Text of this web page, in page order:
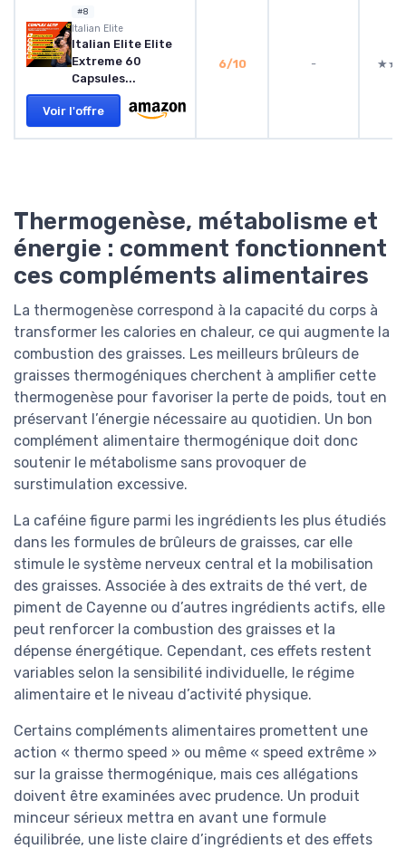
#8
Italian Elite
Italian Elite Elite
Extreme 60
Capsules...
Voir l'offre
6/10 -
Thermogenèse, métabolisme et
énergie : comment fonctionnent
ces compléments alimentaires
La thermogenèse correspond à la capacité du corps à
transformer les calories en chaleur, ce qui augmente la
combustion des graisses. Les meilleurs brûleurs de
graisses thermogéniques cherchent à amplifier cette
thermogenèse pour favoriser la perte de poids, tout en
préservant l’énergie nécessaire au quotidien. Un bon
complément alimentaire thermogénique doit donc
soutenir le métabolisme sans provoquer de
surstimulation excessive.
La caféine figure parmi les ingrédients les plus étudiés
dans les formules de brûleurs de graisses, car elle
stimule le système nerveux central et la mobilisation
des graisses. Associée à des extraits de thé vert, de
piment de Cayenne ou d’autres ingrédients actifs, elle
peut renforcer la combustion des graisses et la
dépense énergétique. Cependant, ces effets restent
variables selon la sensibilité individuelle, le régime
alimentaire et le niveau d’activité physique.
Certains compléments alimentaires promettent une
action « thermo speed » ou même « speed extrême »
sur la graisse thermogénique, mais ces allégations
doivent être examinées avec prudence. Un produit
minceur sérieux mettra en avant une formule
équilibrée, une liste claire d’ingrédients et des effets